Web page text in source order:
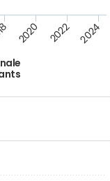
2020 2022 2024